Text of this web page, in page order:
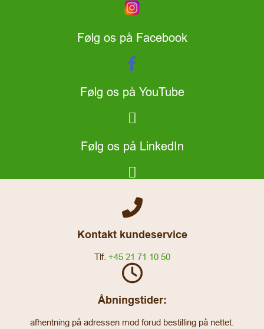
Følg os på Facebook
Følg os på YouTube
Følg os på LinkedIn
Kontakt kundeservice
Tlf. +45 21 71 10 50
Åbningstider:
afhentning på adressen mod forud bestilling på nettet.